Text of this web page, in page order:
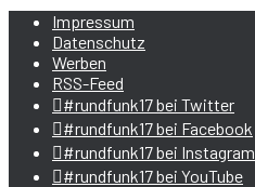
Impressum
Datenschutz
Werben
RSS-Feed
#rundfunk17 bei Twitter
#rundfunk17 bei Facebook
#rundfunk17 bei Instagram
#rundfunk17 bei YouTube